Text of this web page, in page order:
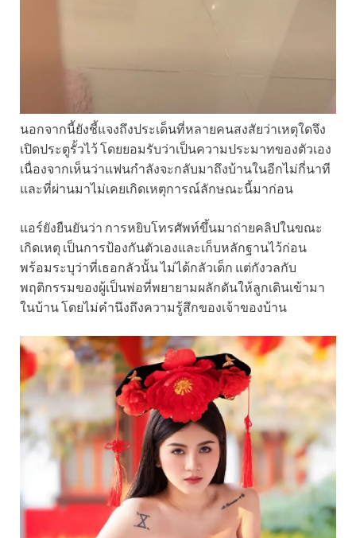
นอกจากนี้ยังชี้แจงถึงประเด็นที่หลายคนสงสัยว่าเหตุใดจึง
เปิดประตูรั้วไว้ โดยยอมรับว่าเป็นความประมาทของตัวเอง
เนื่องจากเห็นว่าแฟนกำลังจะกลับมาถึงบ้านในอีกไม่กี่นาที
และที่ผ่านมาไม่เคยเกิดเหตุการณ์ลักษณะนี้มาก่อน
แอร์ยังยืนยันว่า การหยิบโทรศัพท์ขึ้นมาถ่ายคลิปในขณะ
เกิดเหตุ เป็นการป้องกันตัวเองและเก็บหลักฐานไว้ก่อน
พร้อมระบุว่าที่เธอกลัวนั้น ไม่ได้กลัวเด็ก แต่กังวลกับ
พฤติกรรมของผู้เป็นพ่อที่พยายามผลักดันให้ลูกเดินเข้ามา
ในบ้าน โดยไม่คำนึงถึงความรู้สึกของเจ้าของบ้าน